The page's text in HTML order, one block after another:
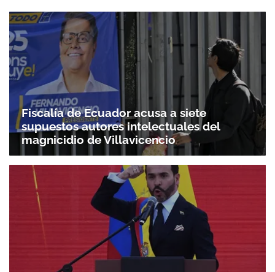
Fiscalía de Ecuador acusa a siete
supuestos autores intelectuales del
magnicidio de Villavicencio